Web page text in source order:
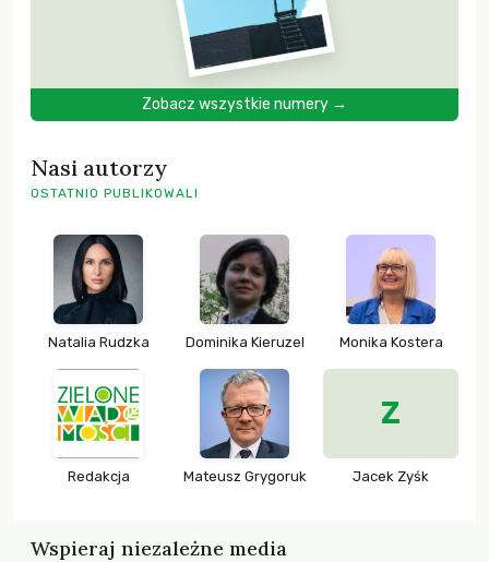
Zobacz wszystkie numery →
Nasi autorzy
OSTATNIO PUBLIKOWALI
Natalia Rudzka Dominika Kieruzel Monika Kostera
Redakcja Mateusz Grygoruk
Z
Jacek Zyśk
Wspieraj niezależne media